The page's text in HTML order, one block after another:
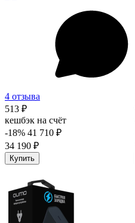
4 отзыва
513 ₽
кешбэк на счёт
-18% 41 710 ₽
34 190 ₽
Купить